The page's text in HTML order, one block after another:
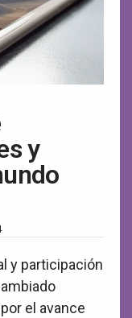
y
y participación
el avance